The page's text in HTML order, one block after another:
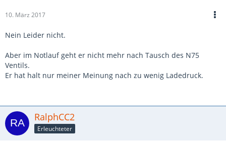
10. März 2017
Nein Leider nicht.
Aber im Notlauf geht er nicht mehr nach Tausch des N75
Ventils.
Er hat halt nur meiner Meinung nach zu wenig Ladedruck.
RalphCC2
Erleuchteter